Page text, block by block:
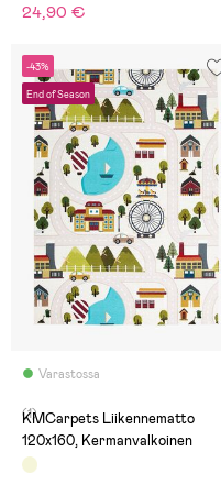
24,90 €
-43%
End of Season
Varastossa
(1)
KMCarpets Liikennematto
120x160, Kermanvalkoinen